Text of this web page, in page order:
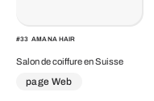
#33 AMANA HAIR
Salon de coiffure en Suisse
page Web